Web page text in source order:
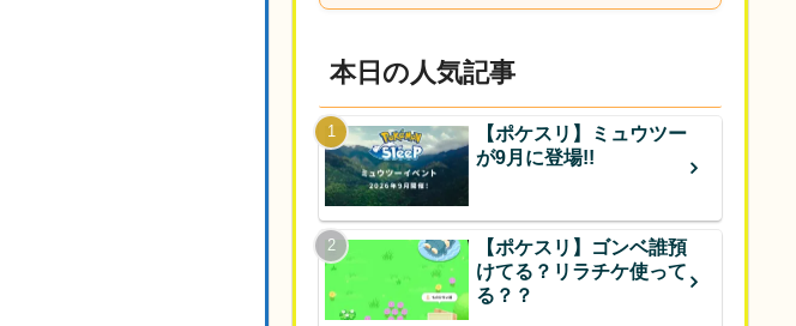
本日の人気記事
【ポケスリ】ミュウツー
が9月に登場!!
【ポケスリ】ゴンベ誰預
けてる？リラチケ使って
る？？